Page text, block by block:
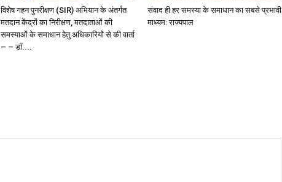
विशेष गहन पुनरीक्षण (SIR) अभियान के अंतर्गत
मतदान केंद्रों का निरीक्षण, मतदाताओं की
समस्याओं के समाधान हेतु अधिकारियों से की वार्ता
– – डॉ....
संवाद ही हर समस्या के समाधान का सबसे प्रभावी
माध्यम: राज्यपाल